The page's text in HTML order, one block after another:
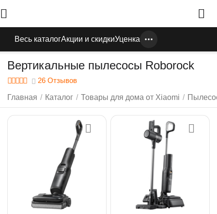
Весь каталогАкции и скидкиУценка
Вертикальные пылесосы Roborock
26 Отзывов
Главная / Каталог / Товары для дома от Xiaomi /